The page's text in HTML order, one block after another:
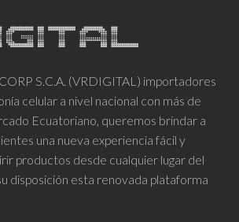
S.C.A. (VRDIGITAL) importadores
celular a nivel nacional con más de
Ecuatoriano, queremos brindar a
una nueva experiencia fácil y
productos desde cualquier lugar del
disposición esta renovada plataforma